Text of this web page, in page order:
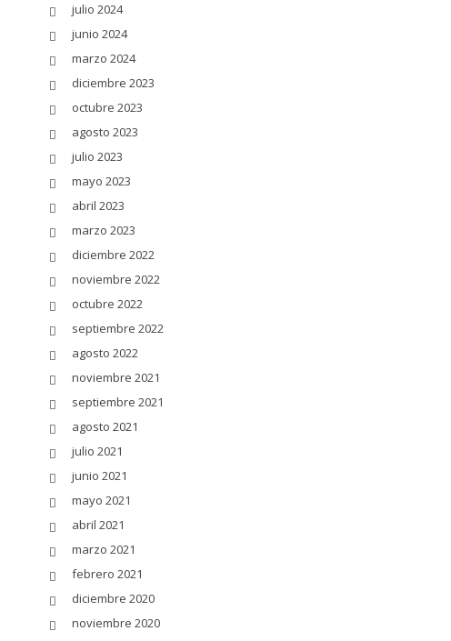
julio 2024
junio 2024
marzo 2024
diciembre 2023
octubre 2023
agosto 2023
julio 2023
mayo 2023
abril 2023
marzo 2023
diciembre 2022
noviembre 2022
octubre 2022
septiembre 2022
agosto 2022
noviembre 2021
septiembre 2021
agosto 2021
julio 2021
junio 2021
mayo 2021
abril 2021
marzo 2021
febrero 2021
diciembre 2020
noviembre 2020